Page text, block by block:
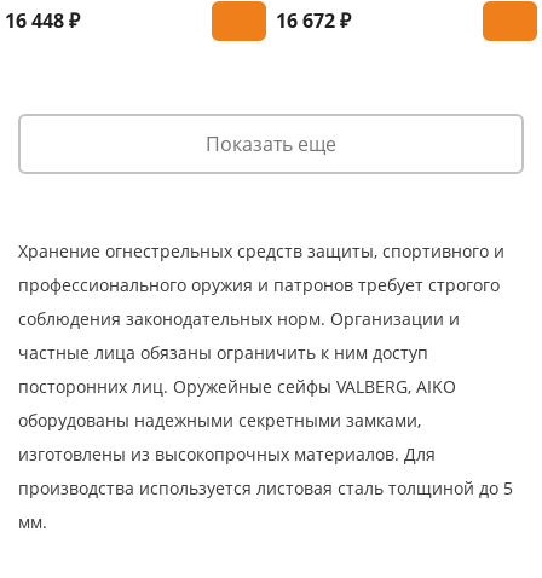
16 448 ₽ 16 672 ₽
Показать еще
Хранение огнестрельных средств защиты, спортивного и
профессионального оружия и патронов требует строгого
соблюдения законодательных норм. Организации и
частные лица обязаны ограничить к ним доступ
посторонних лиц. Оружейные сейфы VALBERG, AIKO
оборудованы надежными секретными замками,
изготовлены из высокопрочных материалов. Для
производства используется листовая сталь толщиной до 5
мм.